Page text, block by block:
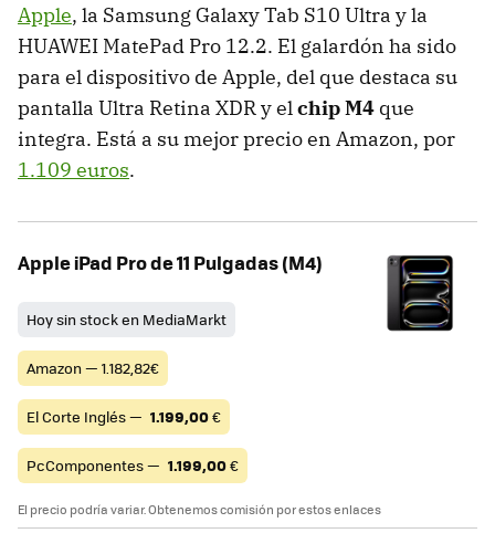
Apple, la Samsung Galaxy Tab S10 Ultra y la
HUAWEI MatePad Pro 12.2. El galardón ha sido
para el dispositivo de Apple, del que destaca su
pantalla Ultra Retina XDR y elchip M4 que
integra. Está a su mejor precio en Amazon, por
1.109 euros.
Apple iPad Pro de 11 Pulgadas (M4)
Hoy sin stock en MediaMarkt
Amazon — 1.182,82€
El Corte Inglés — 1.199,00€
PcComponentes — 1.199,00€
El precio podría variar. Obtenemos comisión por estos enlaces